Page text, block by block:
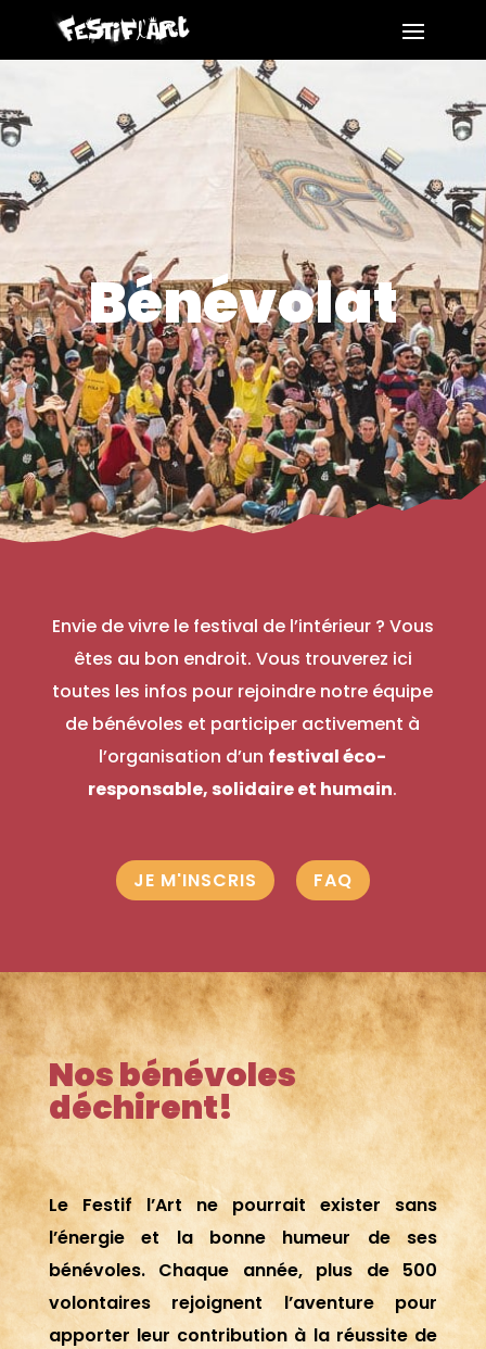
Bénévolat
Envie de vivre le festival de l’intérieur ? Vous
êtes au bon endroit. Vous trouverez ici
toutes les infos pour rejoindre notre équipe
de bénévoles et participer activement à
l’organisation d’un festival éco-
responsable, solidaire et humain.
JE M'INSCRIS FAQ
Nos bénévoles
déchirent!
Le Festif l’Art ne pourrait exister sans
l’énergie et la bonne humeur de ses
bénévoles. Chaque année, plus de 500
volontaires rejoignent l’aventure pour
apporter leur contribution à la réussite de